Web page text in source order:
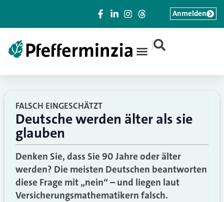
|
Anmelden
FALSCH EINGESCHÄTZT
Deutsche werden älter als sie
glauben
Denken Sie, dass Sie 90 Jahre oder älter
werden? Die meisten Deutschen beantworten
diese Frage mit „nein“ – und liegen laut
Versicherungsmathematikern falsch.